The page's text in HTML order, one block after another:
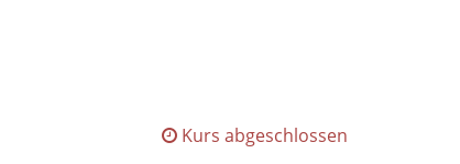
Kurs abgeschlossen